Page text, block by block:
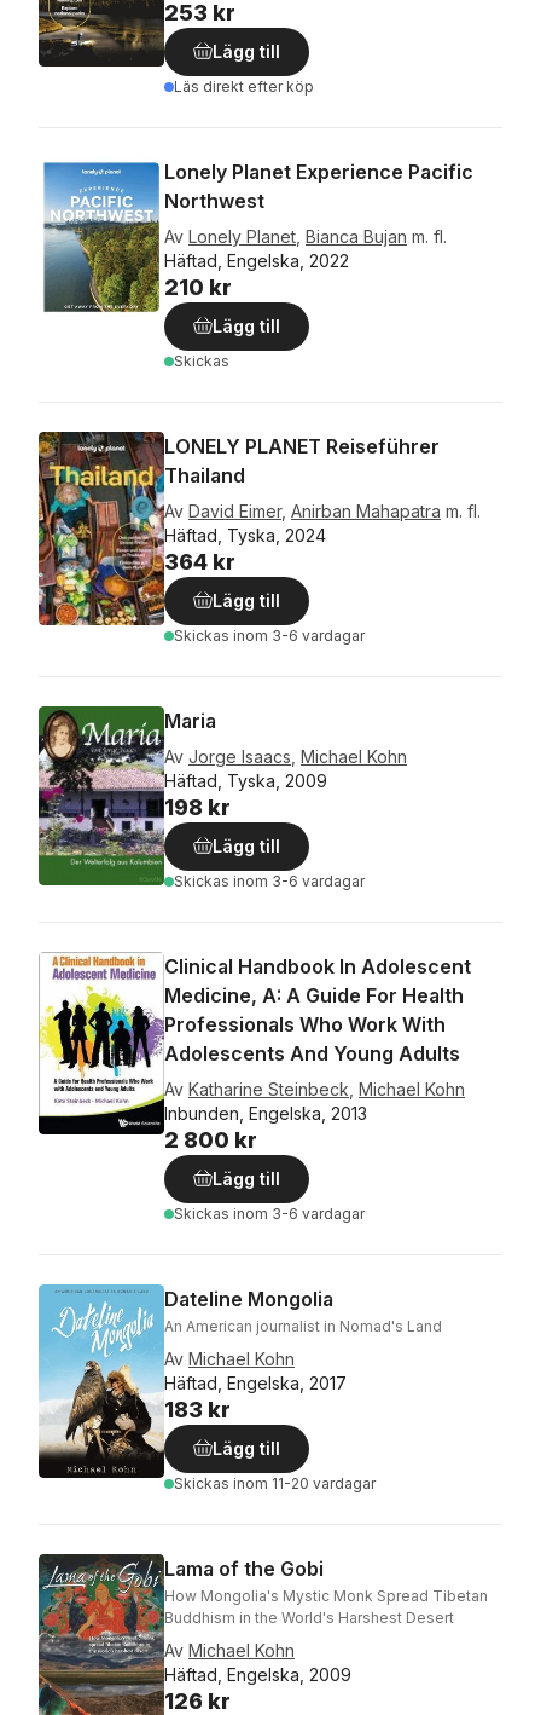
253 kr
Lägg till
Läs direkt efter köp
Lonely Planet Experience Pacific
Northwest
Av Lonely Planet Bianca Bujan m. fl.
Häftad, Engelska, 2022
210 kr
Lägg till
Skickas
LONELY PLANET Reiseführer
Thailand
Av David Eimer, Anirban Mahapatra m. fl.
Häftad, Tyska, 2024
364 kr
Lägg till
Skickas inom 3-6 vardagar
Maria
Av Jorge Isaacs Michael Kohn
Häftad, Tyska, 2009
198 kr
Lägg till
Skickas inom 3-6 vardagar
Clinical Handbook In Adolescent
Medicine, A: A Guide For Health
Professionals Who Work With
Adolescents And Young Adults
Av Katharine Steinbeck Michael Kohn
Inbunden, Engelska, 2013
2 800 kr
Lägg till
Skickas inom 3-6 vardagar
Dateline Mongolia
An American journalist in Nomad's Land
Av Michael Kohn
Häftad, Engelska, 2017
183 kr
Lägg till
Skickas inom 11-20 vardagar
Lama of the Gobi
How Mongolia's Mystic Monk Spread Tibetan
Buddhism in the World's Harshest Desert
Av Michael Kohn
Häftad, Engelska, 2009
126 kr